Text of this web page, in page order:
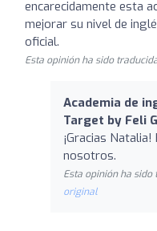
encarecidamente esta
mejorar su nivel de
oficial.
Esta opinión ha sido
Academia de
Target by Feli
¡Gracias
nosotros.
Esta opinión ha
original